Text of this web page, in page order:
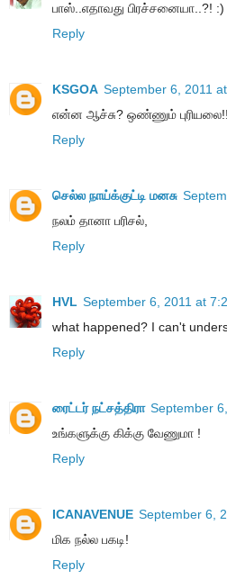
பாஸ்..எதாவது பிரச்சனையா..?! :)
Reply
KSGOA September 6, 2011
என்ன ஆச்சு? ஒண்ணும்
Reply
செல்ல நாய்க்குட்டி மனசு
நலம் தானா பரிசல்,
Reply
HVL September 6, 2011 at
what happened? I can't
Reply
ரைட்டர் நட்சத்திரா September
உங்களுக்கு கிக்கு வேணுமா !
Reply
ICANAVENUE September 6,
மிக நல்ல பகடி!
Reply